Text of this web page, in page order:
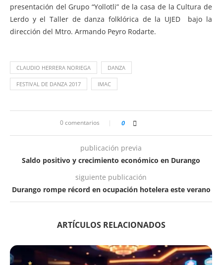
presentación del Grupo “Yollotli” de la casa de la Cultura de
Lerdo y el Taller de danza folklórica de la UJED bajo la
dirección del Mtro. Armando Peyro Rodarte.
CLAUDIO HERRERA NORIEGA DANZA
FESTIVAL DE DANZA 2017 IMAC
0 comentarios 0
publicación previa
Saldo positivo y crecimiento económico en Durango
siguiente publicación
Durango rompe récord en ocupación hotelera este verano
ARTÍCULOS RELACIONADOS